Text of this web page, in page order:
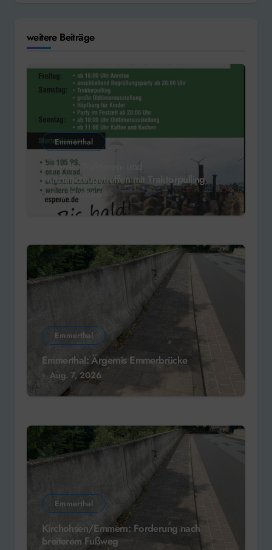
weitere Beiträge
Emmerthal
Esperde: Traktoren- und
Nutzfahrzeugetreffen mit Traktorpulling
Aug. 7, 2026
Emmerthal
Emmerthal: Ärgernis Emmerbrücke
Aug. 7, 2026
Emmerthal
Kirchohsen/Emmern: Forderung nach
breiterem Fußweg